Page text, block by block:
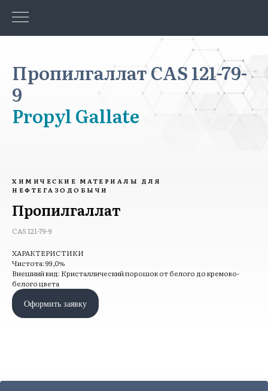
Пропилгаллат CAS 121-79-
9
Propyl Gallate
ХИМИЧЕСКИЕ МАТЕРИАЛЫ ДЛЯ
НЕФТЕГАЗОДОБЫЧИ
Пропилгаллат
CAS 121-79-9
ХАРАКТЕРИСТИКИ
Чистота: 99,0%
Внешний вид: Кристаллический порошок от белого до кремово-
белого цвета
Оформить заявку